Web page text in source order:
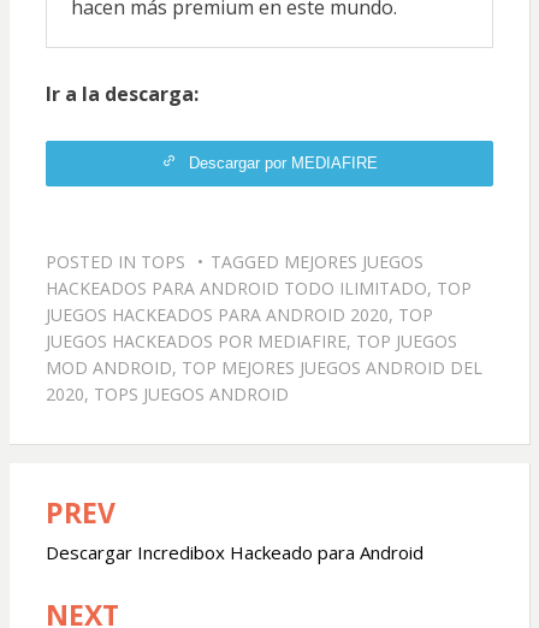
hacen más premium en este mundo.
Ir a la descarga:
Descargar por MEDIAFIRE
POSTED IN TOPS TAGGED MEJORES JUEGOS
HACKEADOS PARA ANDROID TODO ILIMITADO, TOP
JUEGOS HACKEADOS PARA ANDROID 2020, TOP
JUEGOS HACKEADOS POR MEDIAFIRE, TOP JUEGOS
MOD ANDROID, TOP MEJORES JUEGOS ANDROID DEL
2020, TOPS JUEGOS ANDROID
Navegación
de
entradas
PREV
Descargar Incredibox Hackeado para Android
NEXT